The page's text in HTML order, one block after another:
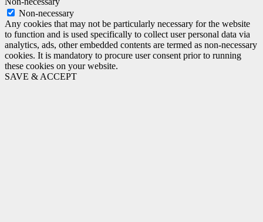
Non-necessary
Any cookies that may not be particularly necessary for the website
to function and is used specifically to collect user personal data via
analytics, ads, other embedded contents are termed as non-necessary
cookies. It is mandatory to procure user consent prior to running
these cookies on your website.
SAVE & ACCEPT